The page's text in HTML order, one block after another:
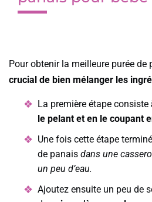
Pour obtenir la meilleure purée de
crucial de bien mélanger les
La première étape consiste
le pelant et en le coupant
Une fois cette étape
de panais dans une
un peu d’eau.
Ajoutez ensuite un peu de